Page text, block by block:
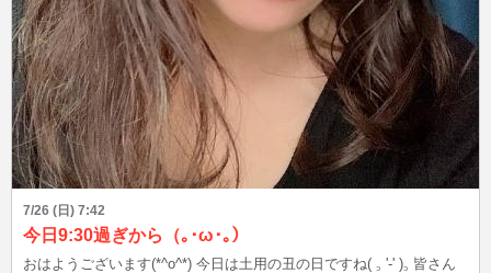
7/26 (日) 7:42
今日9:30過ぎから（｡･ω･｡）
おはようございます(*^o^*) 今日は土用の丑の日ですね( ꜆ '-' )꜆ 皆さん